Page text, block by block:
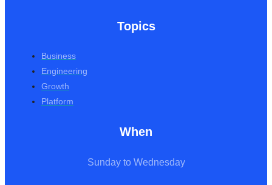
Topics
Business
Engineering
Growth
Platform
When
Sunday to Wednesday